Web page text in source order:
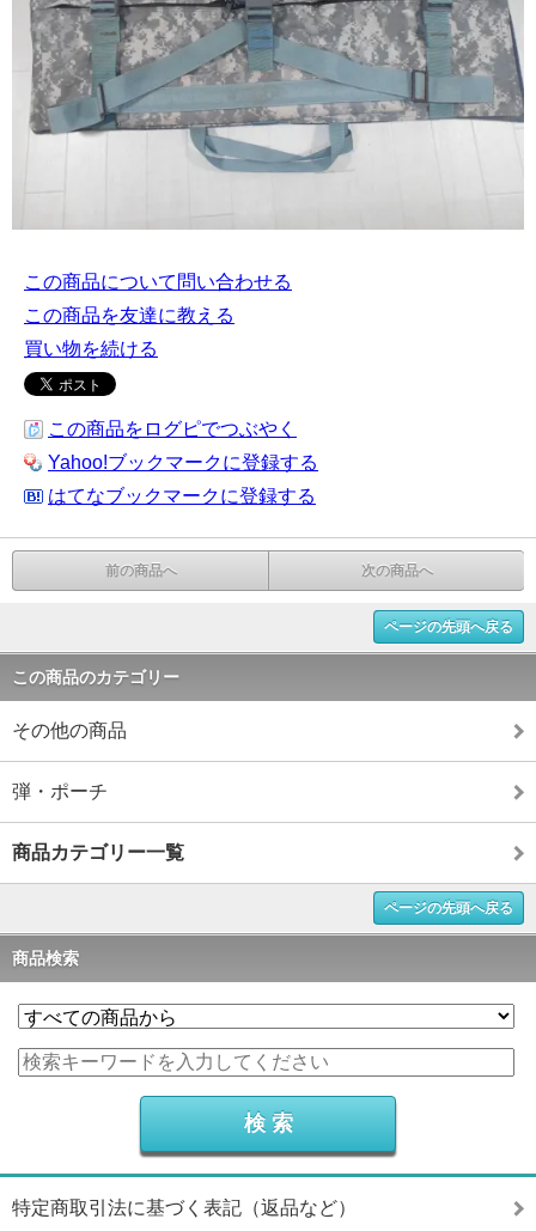
この商品について問い合わせる
この商品を友達に教える
買い物を続ける
この商品をログピでつぶやく
Yahoo!ブックマークに登録する
はてなブックマークに登録する
前の商品へ 次の商品へ
ページの先頭へ戻る
この商品のカテゴリー
その他の商品
弾・ポーチ
商品カテゴリー一覧
ページの先頭へ戻る
商品検索
特定商取引法に基づく表記（返品など）